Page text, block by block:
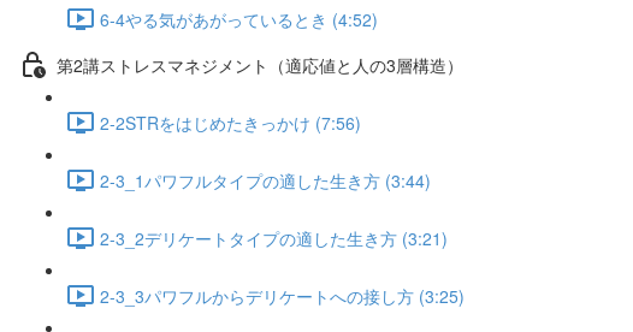
6-4やる気があがっているとき (4:52)
第2講ストレスマネジメント（適応値と人の3層構造）
2-2STRをはじめたきっかけ (7:56)
2-3_1パワフルタイプの適した生き方 (3:44)
2-3_2デリケートタイプの適した生き方 (3:21)
2-3_3パワフルからデリケートへの接し方 (3:25)